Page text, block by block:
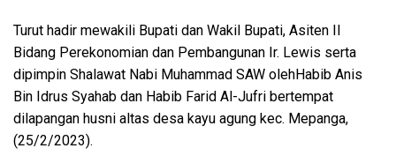
Turut hadir mewakili Bupati dan Wakil Bupati, Asiten II
Bidang Perekonomian dan Pembangunan Ir. Lewis serta
dipimpin Shalawat Nabi Muhammad SAW olehHabib Anis
Bin Idrus Syahab dan Habib Farid Al-Jufri bertempat
dilapangan husni altas desa kayu agung kec. Mepanga,
(25/2/2023).